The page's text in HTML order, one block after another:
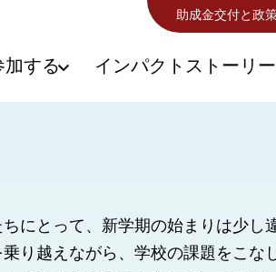
助成金交付と政
加する インパクトストーリー
にとって、新学期の始まりは少し
り越えながら、学校の課題をこな